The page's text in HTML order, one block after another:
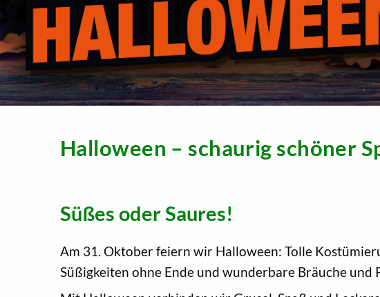
Halloween – schaurig schöner
Süßes oder Saures!
Am 31. Oktober feiern wir Halloween: Tolle
Süßigkeiten ohne Ende und wunderbare Bräuche und